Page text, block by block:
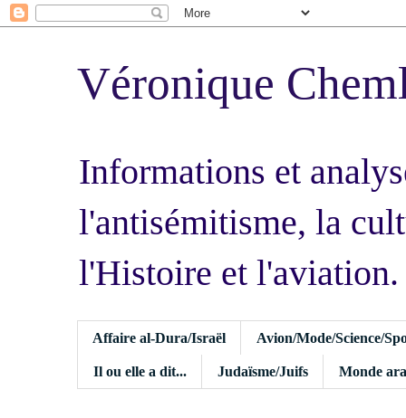
Véronique
Informations et
l'antisémitisme, la
l'Histoire et l'aviation.
Affaire al-Dura/Israël Avion/Mode/Science/
Il ou elle a dit... Judaïsme/Juifs Monde